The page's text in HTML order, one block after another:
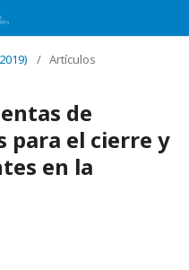
/ Artículos
de
para el cierre y
en la